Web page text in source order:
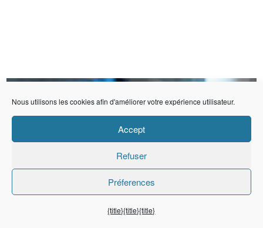
Nous utilisons les cookies afin d'améliorer votre expérience utilisateur.
Accept
Refuser
Préferences
{title}{title}{title}